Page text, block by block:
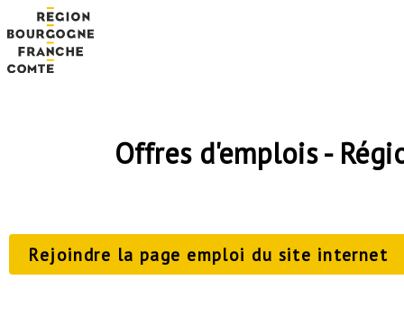
Offres d'emplois -
Rejoindre la page emploi du site internet